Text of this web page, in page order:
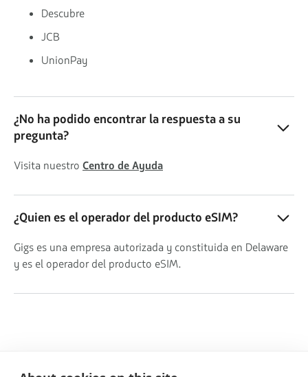
Descubre
JCB
UnionPay
¿No ha podido encontrar la respuesta a su
pregunta?
Visita nuestro Centro de Ayuda
¿Quien es el operador del producto eSIM?
Gigs es una empresa autorizada y constituida en Delaware
y es el operador del producto eSIM.